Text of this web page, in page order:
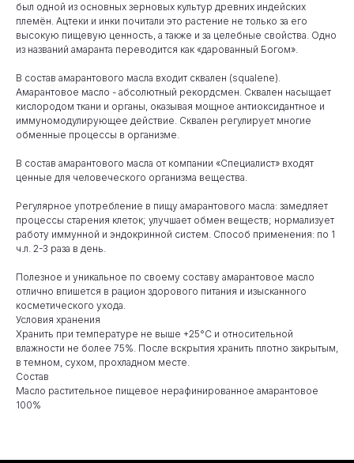
был одной из основных зерновых культур древних индейских
племён. Ацтеки и инки почитали это растение не только за его
высокую пищевую ценность, а также и за целебные свойства. Одно
из названий амаранта переводится как «дарованный Богом».
В состав амарантового масла входит сквален (squalene).
Амарантовое масло - абсолютный рекордсмен. Сквален насыщает
кислородом ткани и органы, оказывая мощное антиоксидантное и
иммуномодулирующее действие. Сквален регулирует многие
обменные процессы в организме.
В состав амарантового масла от компании «Специалист» входят
ценные для человеческого организма вещества.
Регулярное употребление в пищу амарантового масла: замедляет
процессы старения клеток; улучшает обмен веществ; нормализует
работу иммунной и эндокринной систем. Способ применения: по 1
ч.л. 2-3 раза в день.
Полезное и уникальное по своему составу амарантовое масло
отлично впишется в рацион здорового питания и изысканного
косметического ухода.
Условия хранения
Хранить при температуре не выше +25°С и относительной
влажности не более 75%. После вскрытия хранить плотно закрытым,
в темном, сухом, прохладном месте.
Состав
Масло растительное пищевое нерафинированное амарантовое
100%